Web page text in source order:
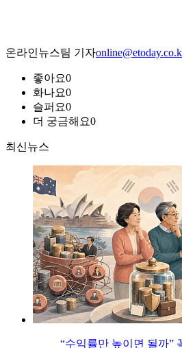
온라인뉴스팀 기자
좋아요0
화나요0
슬퍼요0
더 궁금해요0
최신뉴스
“수익률만 높이면 될까”